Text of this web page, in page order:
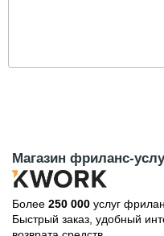
Магазин фриланс-
Более 250 000 услуг
Быстрый заказ, удобный